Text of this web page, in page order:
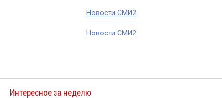
Новости СМИ2
Новости СМИ2
Интересное за неделю